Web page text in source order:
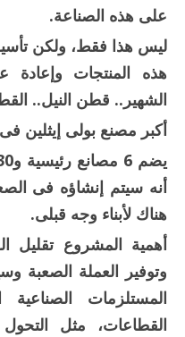
على هذه الصناعة.
ليس هذا فقط، ولكن
هذه المنتجات وإعادة
الشهير.. قطن النيل..
أكبر مصنع بولى إيثلين
أنه سيتم إنشاؤه فى
هناك لأبناء وجه قبلى.
أهمية المشروع تقليل
وتوفير العملة الصعبة
المستلزمات
القطاعات، مثل التحول